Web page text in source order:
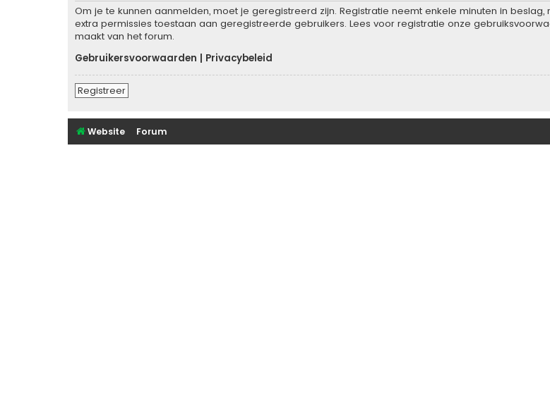
Om je te kunnen aanmelden, moet je geregistreerd zijn. Registratie neemt enkele minuten in
extra permissies toestaan aan geregistreerde gebruikers. Lees voor registratie onze
maakt van het forum.
Gebruikersvoorwaarden
Privacybeleid
Registreer
Website Forum